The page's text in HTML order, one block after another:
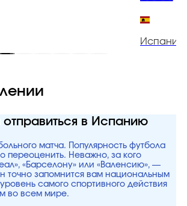
Испания
отправиться в Испанию
матча. Популярность футбола
переоценить. Неважно, за кого
«Барселону» или «Валенсию», —
точно запомнится вам национальным
самого спортивного действия
во всем мире.